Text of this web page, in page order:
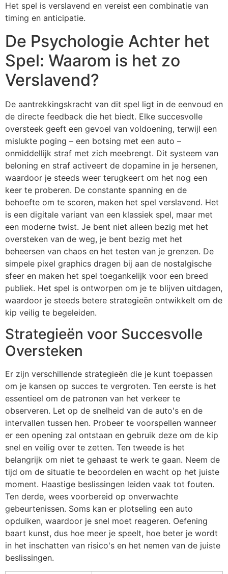
Het spel is verslavend en vereist een combinatie van
timing en anticipatie.
De Psychologie Achter het
Spel: Waarom is het zo
Verslavend?
De aantrekkingskracht van dit spel ligt in de eenvoud en
de directe feedback die het biedt. Elke succesvolle
oversteek geeft een gevoel van voldoening, terwijl een
mislukte poging – een botsing met een auto –
onmiddellijk straf met zich meebrengt. Dit systeem van
beloning en straf activeert de dopamine in je hersenen,
waardoor je steeds weer terugkeert om het nog een
keer te proberen. De constante spanning en de
behoefte om te scoren, maken het spel verslavend. Het
is een digitale variant van een klassiek spel, maar met
een moderne twist. Je bent niet alleen bezig met het
oversteken van de weg, je bent bezig met het
beheersen van chaos en het testen van je grenzen. De
simpele pixel graphics dragen bij aan de nostalgische
sfeer en maken het spel toegankelijk voor een breed
publiek. Het spel is ontworpen om je te blijven uitdagen,
waardoor je steeds betere strategieën ontwikkelt om de
kip veilig te begeleiden.
Strategieën voor Succesvolle
Oversteken
Er zijn verschillende strategieën die je kunt toepassen
om je kansen op succes te vergroten. Ten eerste is het
essentieel om de patronen van het verkeer te
observeren. Let op de snelheid van de auto's en de
intervallen tussen hen. Probeer te voorspellen wanneer
er een opening zal ontstaan en gebruik deze om de kip
snel en veilig over te zetten. Ten tweede is het
belangrijk om niet te gehaast te werk te gaan. Neem de
tijd om de situatie te beoordelen en wacht op het juiste
moment. Haastige beslissingen leiden vaak tot fouten.
Ten derde, wees voorbereid op onverwachte
gebeurtenissen. Soms kan er plotseling een auto
opduiken, waardoor je snel moet reageren. Oefening
baart kunst, dus hoe meer je speelt, hoe beter je wordt
in het inschatten van risico's en het nemen van de juiste
beslissingen.